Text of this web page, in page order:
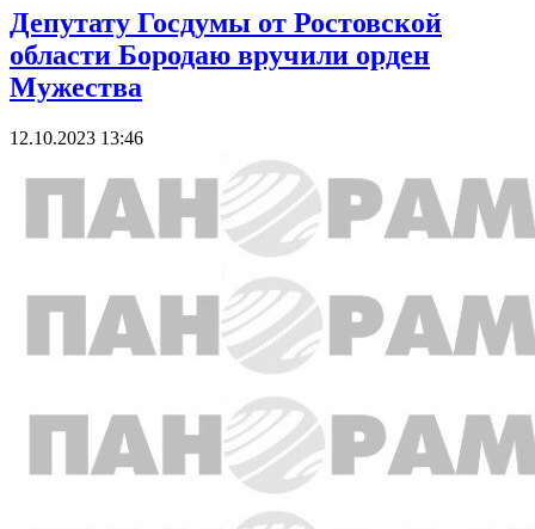
Депутату Госдумы от Ростовской
области Бородаю вручили орден
Мужества
12.10.2023 13:46